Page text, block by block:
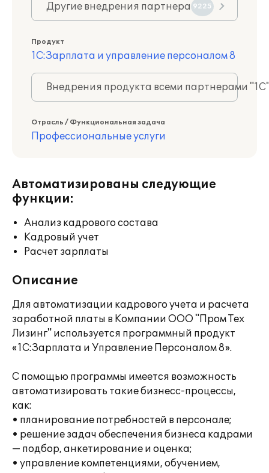
Другие внедрения партнера 9225
Продукт
1С:Зарплата и управление персоналом 8
Внедрения продукта всеми партнерами
Отрасль / Функциональная задача
Профессиональные услуги
Автоматизированы следующие
функции:
Анализ кадрового состава
Кадровый учет
Расчет зарплаты
Описание
Для автоматизации кадрового учета и расчета
заработной платы в Компании ООО "Пром Тех
Лизинг" используется программный продукт
«1С:Зарплата и Управление Персоналом 8».
С помощью программы имеется возможность
автоматизировать такие бизнесс-процессы,
как:
• планирование потребностей в персонале;
• решение задач обеспечения бизнеса кадрами
— подбор, анкетирование и оценка;
• управление компетенциями, обучением,